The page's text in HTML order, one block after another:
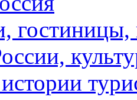
гостиницы,